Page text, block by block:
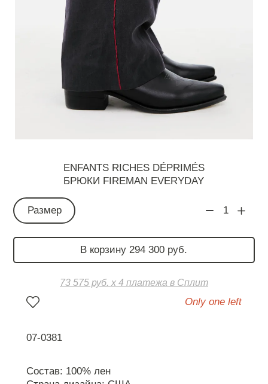
ENFANTS RICHES DÉPRIMÉS
БРЮКИ FIREMAN EVERYDAY
Размер 1
В корзину 294 300 руб.
73 575 руб. х 4 платежа в Сплит
Only one left
07-0381
Состав: 100% лен